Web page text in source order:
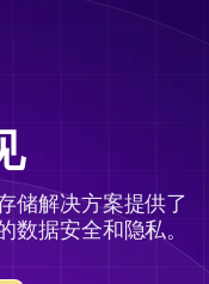
储解决方案提供了
数据安全和隐私。